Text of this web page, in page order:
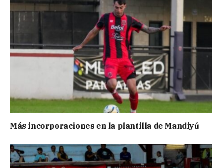
Más incorporaciones en la plantilla de Mandiyú